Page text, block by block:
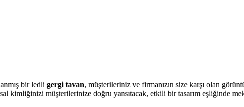
bir ledli gergi tavan, müşterileriniz ve firmanızın size karşı olan
kimliğinizi müşterilerinize doğru yansıtacak, etkili bir tasarım eşliğinde